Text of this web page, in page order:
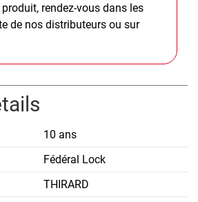
rendez-vous dans les
de nos distributeurs ou sur
10 ans
Fédéral Lock
THIRARD